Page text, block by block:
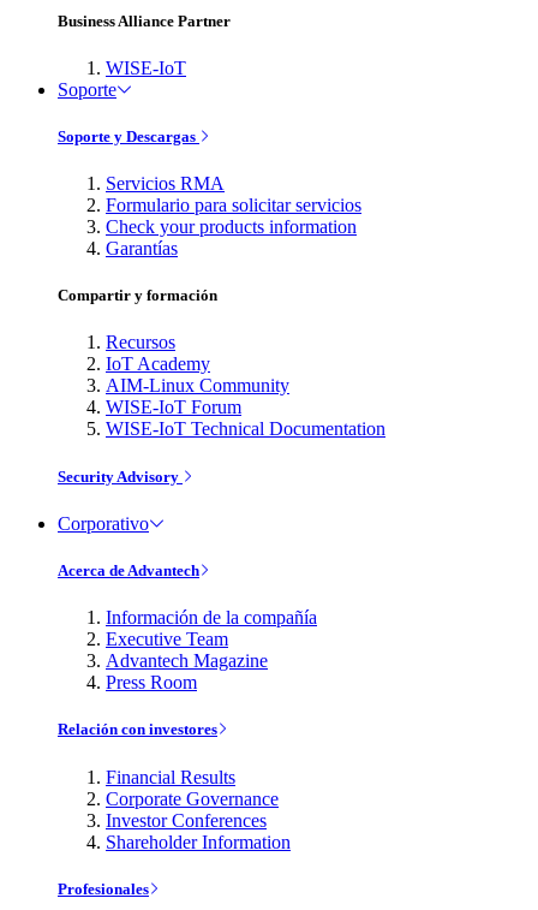
Business Alliance Partner
WISE-IoT
Soporte
Soporte y Descargas
Servicios RMA
Formulario para solicitar servicios
Check your products information
Garantías
Compartir y formación
Recursos
IoT Academy
AIM-Linux Community
WISE-IoT Forum
WISE-IoT Technical Documentation
Security Advisory
Corporativo
Acerca de Advantech
Información de la compañía
Executive Team
Advantech Magazine
Press Room
Relación con investores
Financial Results
Corporate Governance
Investor Conferences
Shareholder Information
Profesionales